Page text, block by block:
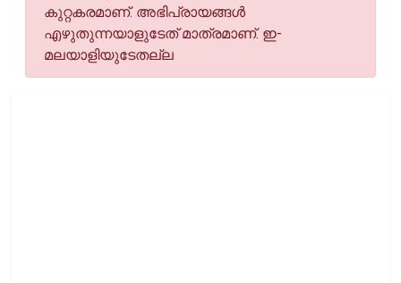
കുറ്റകരമാണ്. അഭിപ്രായങ്ങള്‍
എഴുതുന്നയാളുടേത് മാത്രമാണ്. ഇ-
മലയാളിയുടേതല്ല